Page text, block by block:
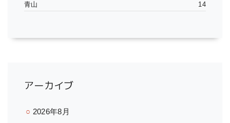
青山 14
アーカイブ
2026年8月